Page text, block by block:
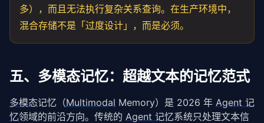
多），而且无法执行复杂关系查询。在生产环境中，
混合存储不是「过度设计」，而是必须。
五、多模态记忆：超越文本的记忆范式
多模态记忆（Multimodal Memory）是 2026 年 Agent 记
忆领域的前沿方向。传统的 Agent 记忆系统只处理文本信